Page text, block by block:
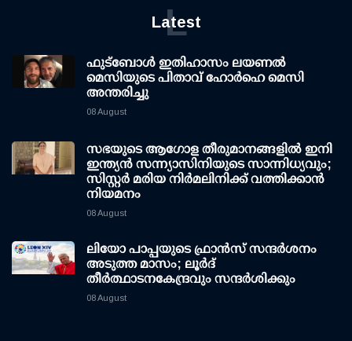
Latest
L
ഫുട്ബോൾ ഇതിഹാസം ലയണൽ
മെസിയുടെ പിതാവ് ഹോർഹെ മെസി
അന്തരിച്ചു
08 August
സഭയുടെ ആഗോള തീരുമാനങ്ങളിൽ ഇനി
ഇന്ത്യൻ സന്ന്യാസിനിയുടെ സാന്നിധ്യവും;
സിസ്റ്റർ മരിയ നിർമലിനിക്ക് വത്തിക്കാൻ
നിയമനം
08 August
ലിയോ പാപ്പയുടെ ഫ്രാൻസ് സന്ദർശനം
അടുത്ത മാസം; ലൂർദ്
തീർത്ഥാടനകേന്ദ്രവും സന്ദർശിക്കും
08 August